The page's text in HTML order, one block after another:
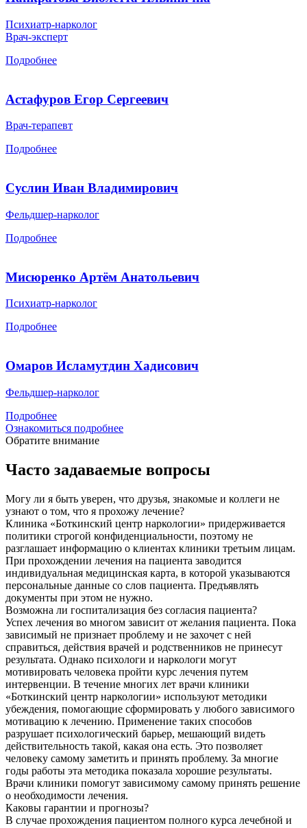
Психиатр-нарколог
Врач-эксперт
Подробнее
Астафуров Егор Сергеевич
Врач-терапевт
Подробнее
Суслин Иван Владимирович
Фельдшер-нарколог
Подробнее
Мисюренко Артём Анатольевич
Психиатр-нарколог
Подробнее
Омаров Исламутдин Хадисович
Фельдшер-нарколог
Подробнее
Ознакомиться подробнее
Обратите внимание
Часто задаваемые вопросы
Могу ли я быть уверен, что друзья, знакомые и коллеги не
узнают о том, что я прохожу лечение?
Клиника «Боткинский центр наркологии» придерживается
политики строгой конфиденциальности, поэтому не
разглашает информацию о клиентах клиники третьим лицам.
При прохождении лечения на пациента заводится
индивидуальная медицинская карта, в которой указываются
персональные данные со слов пациента. Предъявлять
документы при этом не нужно.
Возможна ли госпитализация без согласия пациента?
Успех лечения во многом зависит от желания пациента. Пока
зависимый не признает проблему и не захочет с ней
справиться, действия врачей и родственников не принесут
результата. Однако психологи и наркологи могут
мотивировать человека пройти курс лечения путем
интервенции. В течение многих лет врачи клиники
«Боткинский центр наркологии» используют методики
убеждения, помогающие сформировать у любого зависимого
мотивацию к лечению. Применение таких способов
разрушает психологический барьер, мешающий видеть
действительность такой, какая она есть. Это позволяет
человеку самому заметить и принять проблему. За многие
годы работы эта методика показала хорошие результаты.
Врачи клиники помогут зависимому самому принять решение
о необходимости лечения.
Каковы гарантии и прогнозы?
В случае прохождения пациентом полного курса лечебной и